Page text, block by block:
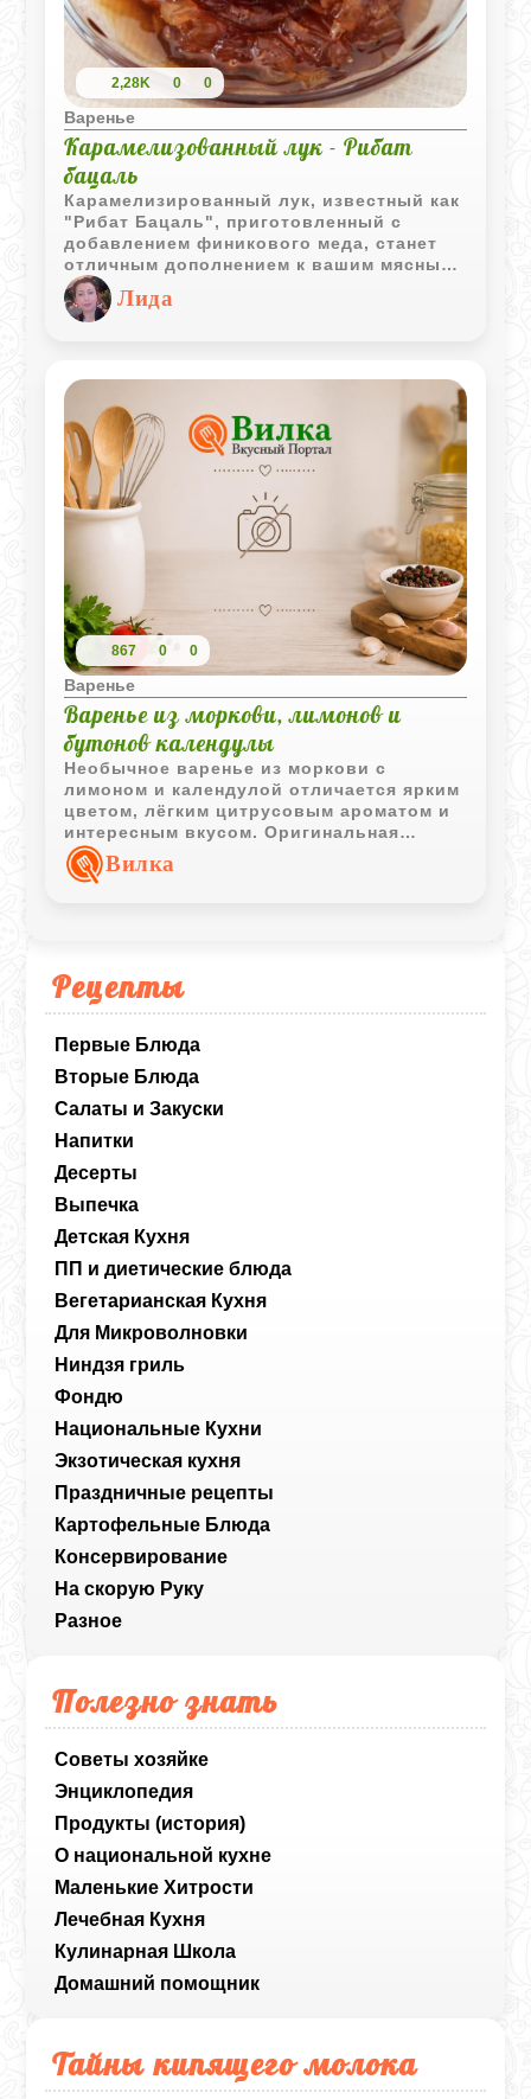
Рецепты
Первые Блюда
Вторые Блюда
Салаты и Закуски
Напитки
Десерты
Выпечка
Детская Кухня
ПП и диетические блюда
Вегетарианская Кухня
Для Микроволновки
Ниндзя гриль
Фондю
Национальные Кухни
Экзотическая кухня
Праздничные рецепты
Картофельные Блюда
Консервирование
На скорую Руку
Разное
Полезно знать
Советы хозяйке
Энциклопедия
Продукты (история)
О национальной кухне
Маленькие Хитрости
Лечебная Кухня
Кулинарная Школа
Домашний помощник
Тайны кипящего молока
2,28K 0 0
Варенье
Карамелизованный лук - Рибат
бацаль
Карамелизированный лук, известный как
"Рибат Бацаль", приготовленный с
добавлением финикового меда, станет
отличным дополнением к вашим мясным
блюдам, придавая им неповторимый
вкус и аромат.
Лида
867 0 0
Варенье
Варенье из моркови, лимонов и
бутонов календулы
Необычное варенье из моркови с
лимоном и календулой отличается ярким
цветом, лёгким цитрусовым ароматом и
интересным вкусом. Оригинальная
заготовка для любителей нестандартных
домашних десертов.
Вилка